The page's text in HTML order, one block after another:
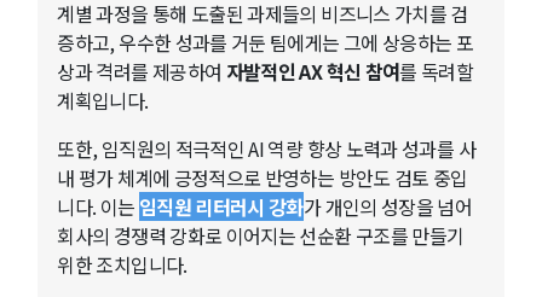
계별 과정을 통해 도출된 과제들의 비즈니스 가치를 검
증하고, 우수한 성과를 거둔 팀에게는 그에 상응하는 포
상과 격려를 제공하여 자발적인 AX 혁신 참여를 독려할
계획입니다.
또한, 임직원의 적극적인 AI 역량 향상 노력과 성과를 사
내 평가 체계에 긍정적으로 반영하는 방안도 검토 중입
니다. 이는 임직원 리터러시 강화가 개인의 성장을 넘어
회사의 경쟁력 강화로 이어지는 선순환 구조를 만들기
위한 조치입니다.